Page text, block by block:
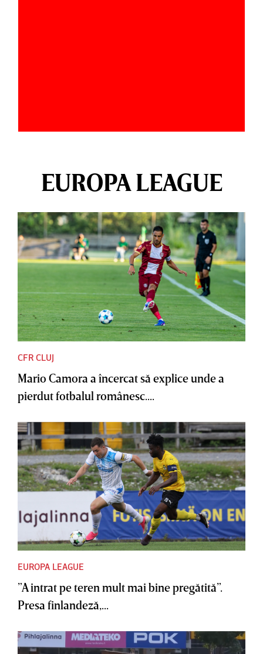
EUROPA LEAGUE
CFR CLUJ
Mario Camora a încercat să explice unde a
pierdut fotbalul românesc....
EUROPA LEAGUE
”A intrat pe teren mult mai bine pregătită”.
Presa finlandeză,...